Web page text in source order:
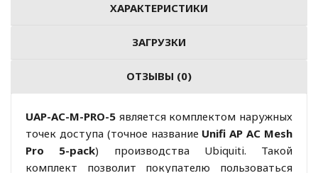
ХАРАКТЕРИСТИКИ
ЗАГРУЗКИ
ОТЗЫВЫ (0)
UAP-AC-M-PRO-5 является комплектом наружных
точек доступа (точное название Unifi AP AC Mesh
Pro 5-pack) производства Ubiquiti. Такой
комплект позволит покупателю пользоваться